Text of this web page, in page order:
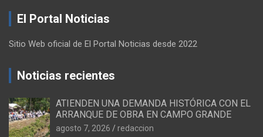
El Portal Noticias
Sitio Web oficial de El Portal Noticias desde 2022
Noticias recientes
ATIENDEN UNA DEMANDA HISTÓRICA CON EL
ARRANQUE DE OBRA EN CAMPO GRANDE
agosto 7, 2026 redaccion